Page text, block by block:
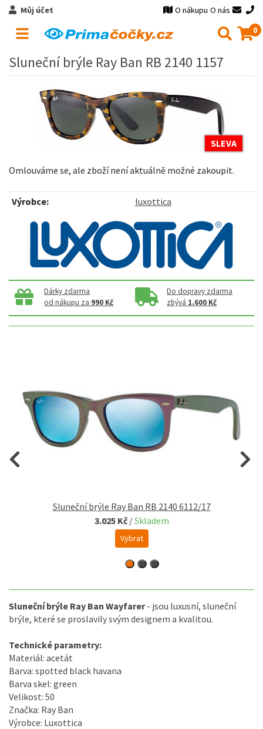
Můj účet O nákupu O nás
0
Sluneční brýle Ray Ban RB 2140 1157
SLEVA
Omlouváme se, ale zboží není aktuálně možné zakoupit.
Výrobce: luxottica
Dárky zdarma
od nákupu za 990 Kč
Do dopravy zdarma
zbývá 1.600 Kč
Sluneční brýle Ray Ban RB 2140 6112/17
3.025 Kč/Skladem
Vybrat
Sluneční brýle Ray Ban Wayfarer- jsou luxusní, sluneční
brýle, které se proslavily svým designem a kvalitou.
Technické parametry:
Materiál: acetát
Barva: spotted black havana
Barva skel: green
Velikost: 50
Značka: Ray Ban
Výrobce: Luxottica